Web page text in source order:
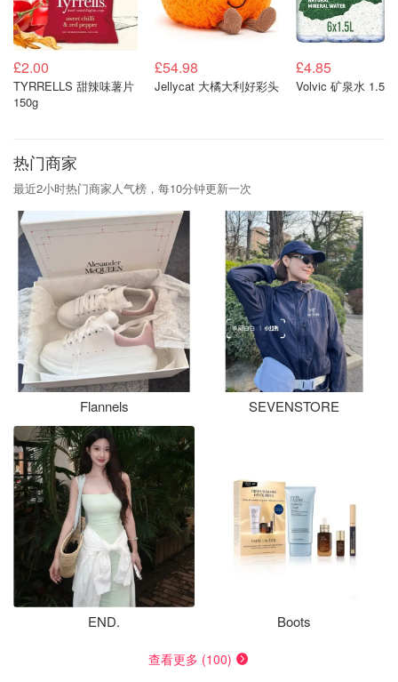
£2.00
TYRRELLS 甜辣味薯片
150g
£54.98
Jellycat 大橘大利好彩头
£4.85
Volvic 矿泉水 1.5L
热门商家
最近2小时热门商家人气榜，每10分钟更新一次
Flannels SEVENSTORE
END. Boots
查看更多 (100)